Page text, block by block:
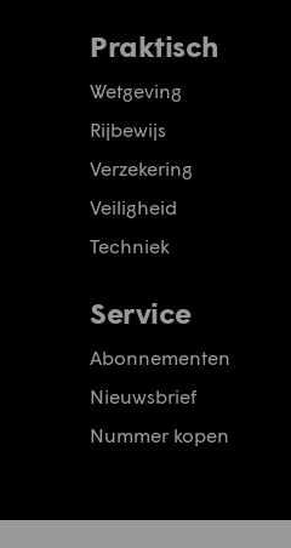
Praktisch
Wetgeving
Rijbewijs
Verzekering
Veiligheid
Techniek
Service
Abonnementen
Nieuwsbrief
Nummer kopen